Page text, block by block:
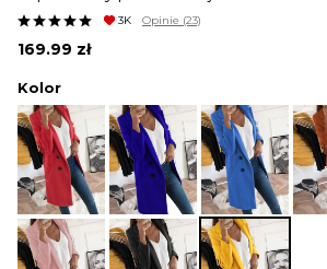
KOMBINEZONY
DRESY
3K Opinie (23)
169.99 zł
Kolor